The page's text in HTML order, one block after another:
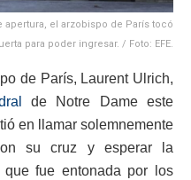
el arzobispo de París tocó
para poder ingresar. / Foto: EFE.
de París, Laurent Ulrich,
de Notre Dame este
en llamar solemnemente
su cruz y esperar la
que fue entonada por los